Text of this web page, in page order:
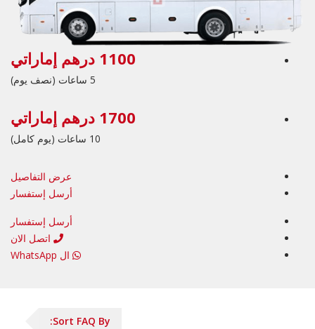
1100 درهم إماراتي
5 ساعات (نصف يوم)
1700 درهم إماراتي
10 ساعات (يوم كامل)
عرض التفاصيل
أرسل إستفسار
أرسل إستفسار
اتصل الان
ال WhatsApp
Sort FAQ By: